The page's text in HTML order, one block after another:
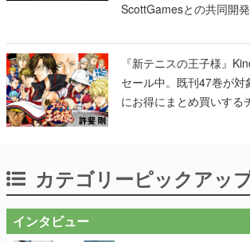
ScottGamesとの共同開
テージショーや没入型
る
『新テニスの王子様』
セール中。既刊47巻が
にお得にまとめ買いする
カテゴリーピックアッ
インタビュー